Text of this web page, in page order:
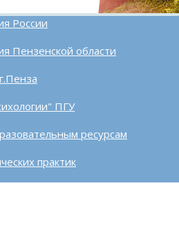
России
Пензенской области
ПГУ
ресурсам
практик